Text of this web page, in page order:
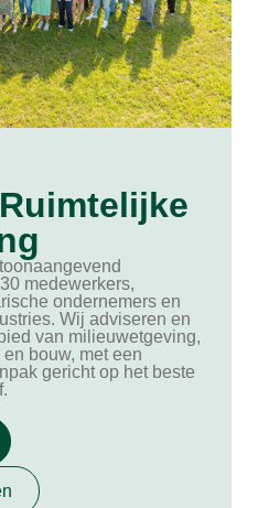
medewerkers,
ondernemers en
Wij adviseren en
van milieuwetgeving,
bouw, met een
gericht op het beste